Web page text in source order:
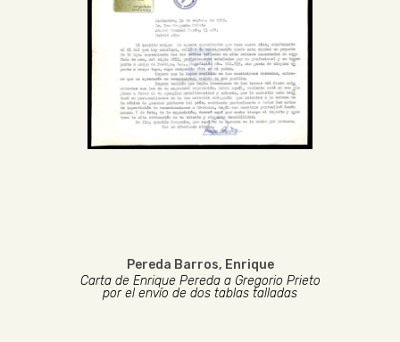
Pereda Barros, Enrique
Carta de Enrique Pereda a Gregorio Prieto
por el envío de dos tablas talladas